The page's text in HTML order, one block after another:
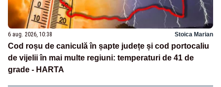
6 aug. 2026, 10:38 Stoica Marian
Cod roșu de caniculă în șapte județe și cod portocaliu
de vijelii în mai multe regiuni: temperaturi de 41 de
grade - HARTA